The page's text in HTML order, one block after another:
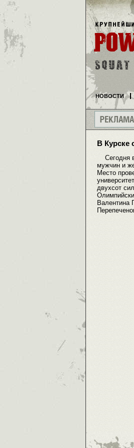
В Курске
Сегодня в
мужчин и
Место
двухсот
Валентина
НОВОСТИ